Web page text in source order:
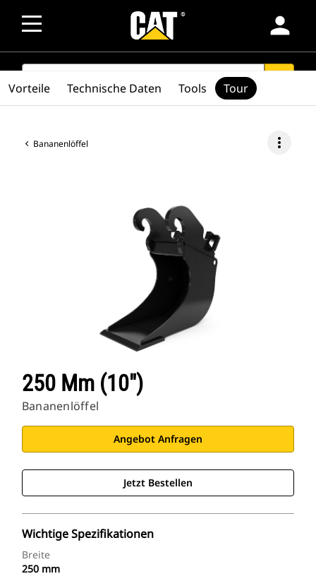
person
SEARCH
Bananenlöffel more_vert
250 Mm (10″)
Bananenlöffel
Angebot Anfragen
Jetzt Bestellen
Wichtige Spezifikationen
Breite
250 mm
Vorteile Technische Daten Tools Tour